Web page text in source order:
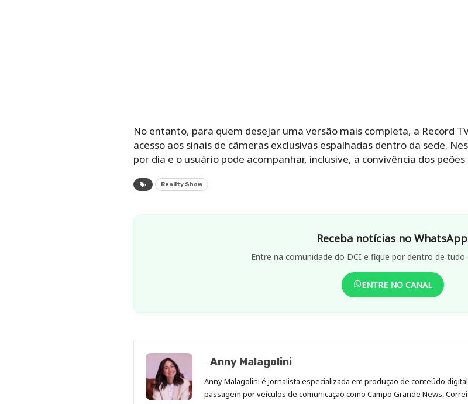
No entanto, para quem desejar uma versão mais completa, a Record
acesso aos sinais de câmeras exclusivas espalhadas dentro da sede.
por dia e o usuário pode acompanhar, inclusive, a convivência dos
Reality Show
Receba notícias no
Entre na comunidade do DCI e fique por dentro de tudo
ENTRE NO CANAL
Anny Malagolini
Anny Malagolini é jornalista especializada em produção de conteúdo
passagem por veículos de comunicação como Campo Grande News,